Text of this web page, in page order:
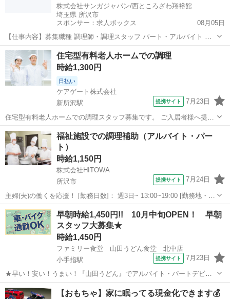
株式会社サンガジャパン/西ところざわ翔裕館
埼玉県 所沢市
スポンサー：求人ボックス
08月05日
【仕事内容】募集職種 調理師・調理スタッフ パート・アルバイト 仕
事内容 調理 給与・手当 <給与> 時給1,150円〜 <手当> 交通費支給:実
費(上限あり) 交通費支給月額:30,000円 勤務時間 日勤専従1日勤:9:00
～...
アルバイト・パート
住宅型有料老人ホームでの調理
時給1,300円
日払い
ケアゲート株式会社
新所沢駅
提携サイト 7月23日
住宅型有料老人ホームでの調理スタッフ募集です。 ご入居者様へ提供
するお食事の調理・調理補助業務をお任せします。 【具体的には…】
・食材の仕込み、下ごしらえ ・調理、盛り付け ・配膳準備 ・食器洗
浄、片付け ・厨房内の清掃...
埼玉 所沢市 新所沢駅 キッチン
福祉施設での調理補助（アルバイト・パー
ト）
時給1,150円
株式会社HITOWA
所沢市
提携サイト 7月24日
主婦(夫)の働くを応援！ [勤務日数]： 週3日~ 13:00~19:00 [勤務地・最
寄駅]： 埼玉県所沢市大字下富字駿河台522番 イリーゼ新所沢_12824
新所沢駅バス10分 [職種名]：福祉施設での調理補助...
埼玉 所沢市 その他
早朝時給1,450円!! 10月中旬OPEN！ 早朝
スタッフ大募集★
時給1,450円
ファミリー食堂 山田うどん食堂 北中店
小手指駅
提携サイト 7月23日
★早い！安い！うまい！『山田うどん』でアルバイト・パートデビュ
ー★ 食欲をそそるファミリー食堂で元気に働こう！ 短時間OKだから
空いた時間でお仕事できますよ♪ 【仕事内容】 ★ホール★ ◆お客様の
埼玉 所沢市 小手指駅 キッチン
【おもちゃ】家に眠ってる現金化できます💰